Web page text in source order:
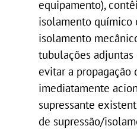
equipamento),
isolamento químico
isolamento
tubulações
evitar a propagação
imediatamente
supressante
de supressão/